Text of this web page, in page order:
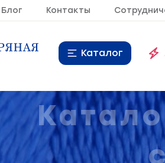
Блог Контакты
Каталог
9
10